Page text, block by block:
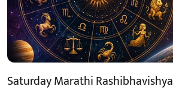
Saturday Marathi Rashibhavishya